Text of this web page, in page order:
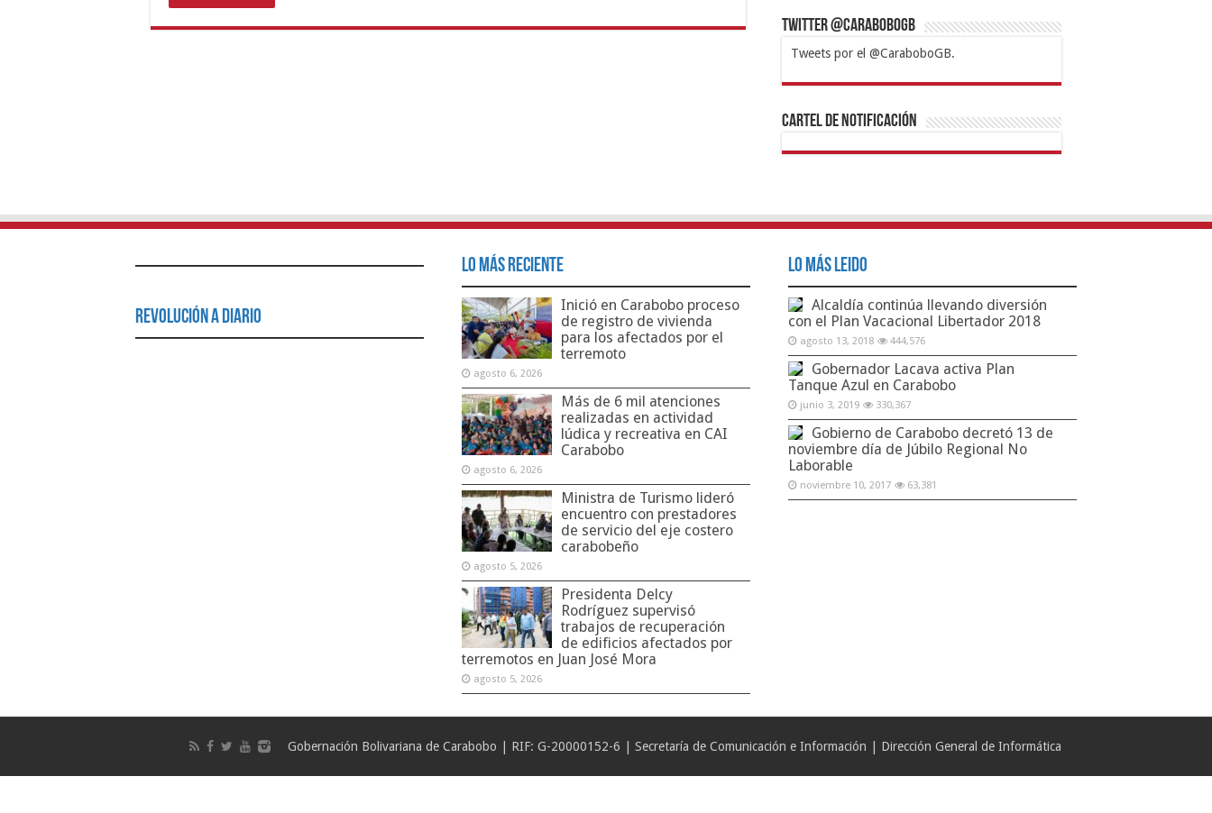
Twitter @CaraboboGB
Tweets por el @CaraboboGB.
1xbetBetturkeyBetistKralbetSupertotobetTipobet
https://mvbcasino.com/
Cartel de Notificación
Revolución a Diario
Lo Más Reciente
Inició en Carabobo proceso
de registro de vivienda
para los afectados por el
terremoto
agosto 6, 2026
Más de 6 mil atenciones
realizadas en actividad
lúdica y recreativa en CAI
Carabobo
agosto 6, 2026
Ministra de Turismo lideró
encuentro con prestadores
de servicio del eje costero
carabobeño
agosto 5, 2026
Presidenta Delcy
Rodríguez supervisó
trabajos de recuperación
de edificios afectados por
terremotos en Juan José Mora
agosto 5, 2026
Lo Más Leido
Alcaldía continúa llevando diversión
con el Plan Vacacional Libertador 2018
agosto 13, 2018 444,576
Gobernador Lacava activa Plan
Tanque Azul en Carabobo
junio 3, 2019 330,367
Gobierno de Carabobo decretó 13 de
noviembre día de Júbilo Regional No
Laborable
noviembre 10, 2017 63,381
Gobernación Bolivariana de Carabobo | RIF: G-20000152-6 | Secretaría de Comunicación e Información | Dirección General de Informática